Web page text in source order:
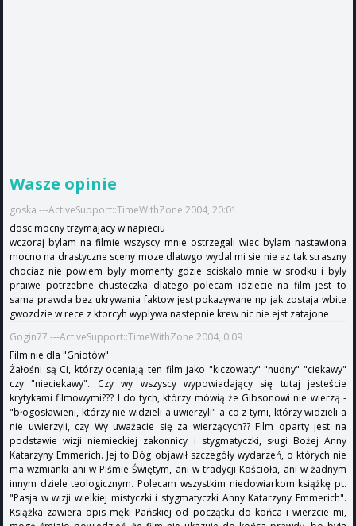
Wasze opinie
goska ---ActiveSupport::TimeWithZone 2004, 20:01
dosc mocny trzymajacy w napieciu
wczoraj bylam na filmie wszyscy mnie ostrzegali wiec bylam nastawiona
mocno na drastyczne sceny moze dlatwgo wydal mi sie nie az tak straszny
chociaz nie powiem byly momenty gdzie sciskalo mnie w srodku i byly
praiwe potrzebne chusteczka dlatego polecam idziecie na film jest to
sama prawda bez ukrywania faktow jest pokazywane np jak zostaja wbite
gwozdzie w rece z ktorcyh wyplywa nastepnie krew nic nie ejst zatajone
Gogin77 ---ActiveSupport::TimeWithZone 2004, 0:09
Film nie dla "Gniotów"
Żałośni są Ci, którzy oceniają ten film jako "kiczowaty" "nudny" "ciekawy"
czy "nieciekawy". Czy wy wszyscy wypowiadający się tutaj jesteście
krytykami filmowymi??? I do tych, którzy mówią że Gibsonowi nie wierzą -
"błogosławieni, którzy nie widzieli a uwierzyli" a co z tymi, którzy widzieli a
nie uwierzyli, czy Wy uważacie się za wierzących?? Film oparty jest na
podstawie wizji niemieckiej zakonnicy i stygmatyczki, sługi Bożej Anny
Katarzyny Emmerich. Jej to Bóg objawił szczegóły wydarzeń, o których nie
ma wzmianki ani w Piśmie Świętym, ani w tradycji Kościoła, ani w żadnym
innym dziele teologicznym. Polecam wszystkim niedowiarkom książkę pt.
"Pasja w wizji wielkiej mistyczki i stygmatyczki Anny Katarzyny Emmerich".
Książka zawiera opis męki Pańskiej od początku do końca i wierzcie mi,